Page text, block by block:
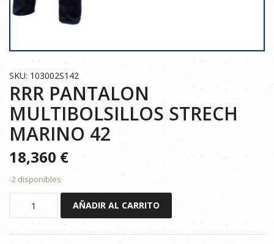
SKU: 103002S142
RRR PANTALON
MULTIBOLSILLOS STRECH
MARINO 42
18,360€
-2 disponibles
MULTIBOLSILLOS
AÑADIR AL CARRITO